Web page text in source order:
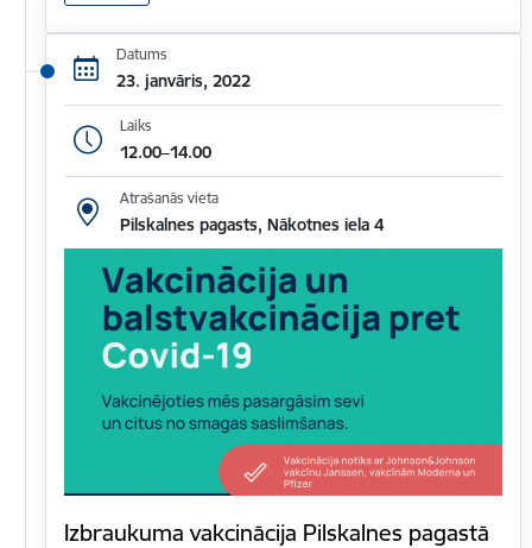
Datums
23. janvāris, 2022
Laiks
12.00–14.00
Atrašanās vieta
Pilskalnes pagasts, Nākotnes iela 4
Izbraukuma vakcinācija Pilskalnes pagastā